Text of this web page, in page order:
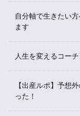
自分軸で生きたい
ます
人生を変えるコー
【出産ルポ】予想
った！